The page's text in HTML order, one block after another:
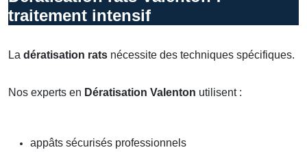
traitement intensif
La dératisation rats nécessite des techniques spécifiques.
Nos experts en Dératisation Valenton utilisent :
appâts sécurisés professionnels